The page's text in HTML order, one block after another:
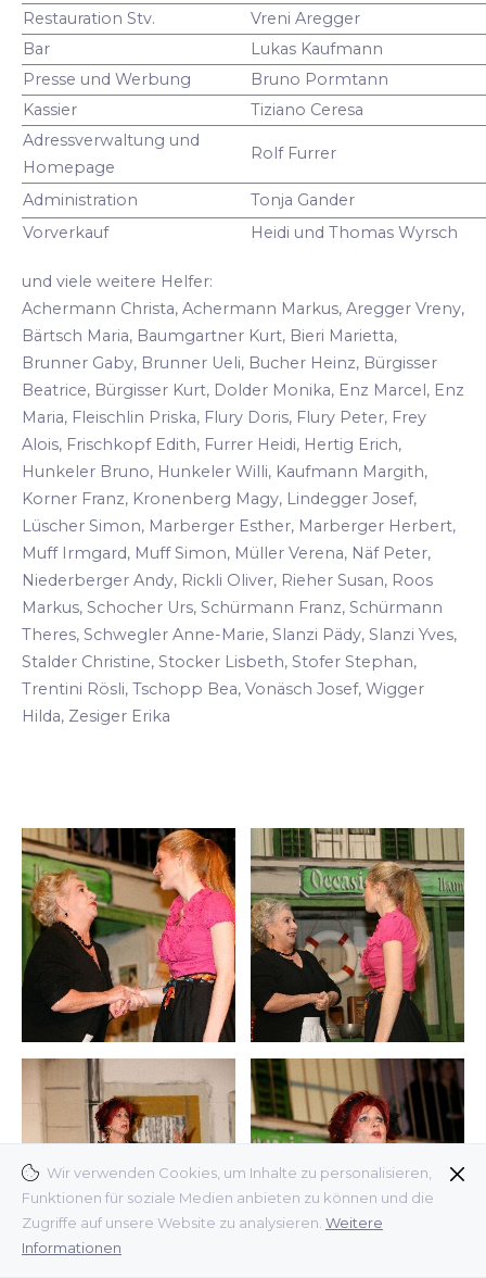
Wir verwenden Cookies, um Inhalte zu personalisieren,
Funktionen für soziale Medien anbieten zu können und die
Zugriffe auf unsere Website zu analysieren. Weitere
Informationen
Restauration Stv.
Vreni Aregger
Bar
Lukas Kaufmann
Presse und Werbung
Bruno Pormtann
Kassier
Tiziano Ceresa
Adressverwaltung und
Homepage
Rolf Furrer
Administration
Tonja Gander
Vorverkauf
Heidi und Thomas Wyrsch
und viele weitere Helfer:
Achermann Christa, Achermann Markus, Aregger Vreny,
Bärtsch Maria, Baumgartner Kurt, Bieri Marietta,
Brunner Gaby, Brunner Ueli, Bucher Heinz, Bürgisser
Beatrice, Bürgisser Kurt, Dolder Monika, Enz Marcel, Enz
Maria, Fleischlin Priska, Flury Doris, Flury Peter, Frey
Alois, Frischkopf Edith, Furrer Heidi, Hertig Erich,
Hunkeler Bruno, Hunkeler Willi, Kaufmann Margith,
Korner Franz, Kronenberg Magy, Lindegger Josef,
Lüscher Simon, Marberger Esther, Marberger Herbert,
Muff Irmgard, Muff Simon, Müller Verena, Näf Peter,
Niederberger Andy, Rickli Oliver, Rieher Susan, Roos
Markus, Schocher Urs, Schürmann Franz, Schürmann
Theres, Schwegler Anne-Marie, Slanzi Pädy, Slanzi Yves,
Stalder Christine, Stocker Lisbeth, Stofer Stephan,
Trentini Rösli, Tschopp Bea, Vonäsch Josef, Wigger
Hilda, Zesiger Erika